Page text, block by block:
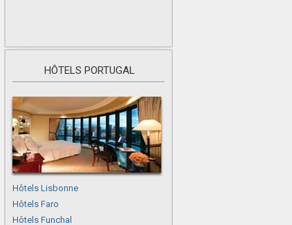
HÔTELS PORTUGAL
Hôtels Lisbonne
Hôtels Faro
Hôtels Funchal